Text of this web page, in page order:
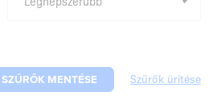
SZŰRŐK MENTÉSE